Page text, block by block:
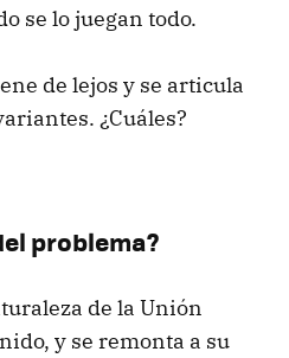
se lo juegan todo.
de lejos y se articula
¿Cuáles?
problema?
de la Unión
y se remonta a su